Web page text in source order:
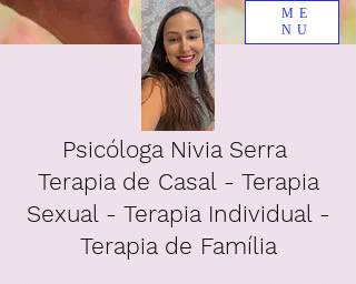
Psicóloga Nivia Serra
Terapia de Casal - Terapia
Sexual - Terapia Individual -
Terapia de Família
ME
NU